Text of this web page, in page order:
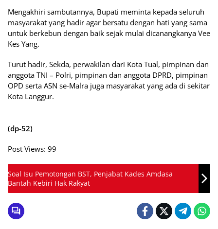
Mengakhiri sambutannya, Bupati meminta kepada seluruh
masyarakat yang hadir agar bersatu dengan hati yang sama
untuk berkebun dengan baik sejak mulai dicanangkanya Vee
Kes Yang.
Turut hadir, Sekda, perwakilan dari Kota Tual, pimpinan dan
anggota TNI – Polri, pimpinan dan anggota DPRD, pimpinan
OPD serta ASN se-Malra juga masyarakat yang ada di sekitar
Kota Langgur.
(dp-52)
Post Views: 99
Soal Isu Pemotongan BST, Penjabat Kades Amdasa
Bantah Kebiri Hak Rakyat